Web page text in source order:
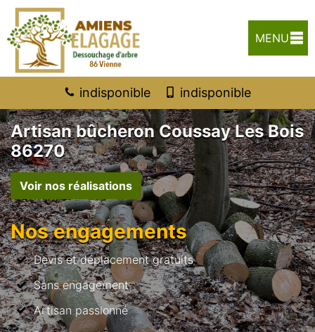
MENU
indisponible indisponible
Artisan bûcheron Coussay Les Bois
86270
Voir nos réalisations
Nos engagements
Devis et déplacement gratuits
Sans engagement
Artisan passionné